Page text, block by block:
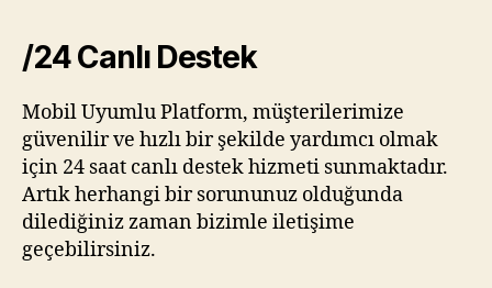
/24 Canlı Destek
Mobil Uyumlu Platform, müşterilerimize
güvenilir ve hızlı bir şekilde yardımcı olmak
için 24 saat canlı destek hizmeti sunmaktadır.
Artık herhangi bir sorununuz olduğunda
dilediğiniz zaman bizimle iletişime
geçebilirsiniz.